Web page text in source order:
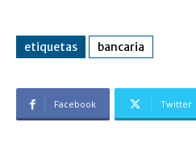
etiquetas bancaria
Facebook Twitter